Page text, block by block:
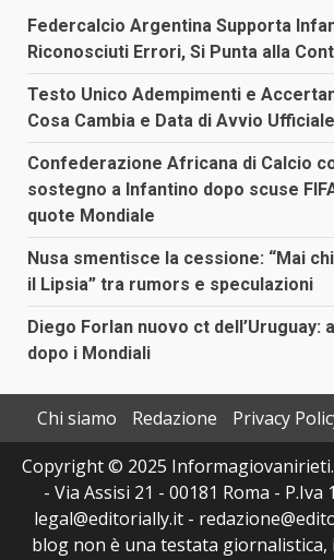
articoli
Federcalcio Argentina Supporta
Riconosciuti Errori, Si Punta alla
Testo Unico Adempimenti e
Cosa Cambia e Data di Avvio Ufficiale
Confederazione Africana di Calcio
sostegno a Infantino dopo scuse
quote Mondiale
Nusa smentisce la cessione: “Mai
il Lipsia” tra rumors e speculazioni
Diego Forlan nuovo ct dell’Uruguay:
dopo i Mondiali
Chi siamo Redazione Privacy
Copyright © 2025
- Via Assisi 21 - 00181 Roma - P.Iva
legal@editorially.it -
blog non è una testata giornalistica,